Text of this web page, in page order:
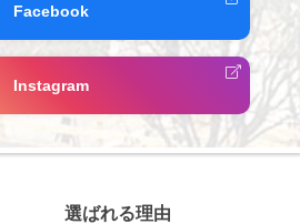
Facebook
Instagram
選ばれる理由